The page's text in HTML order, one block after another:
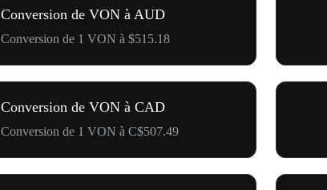
Conversion de VON à AUD
Conversion de 1 VON à $515.18
Conversion de VON à CAD
Conversion de 1 VON à C$507.49